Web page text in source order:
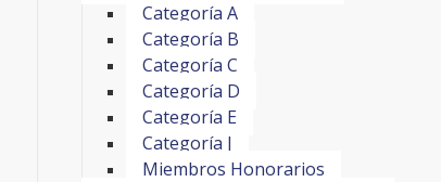
Categoría A
Categoría B
Categoría C
Categoría D
Categoría E
Categoría J
Miembros Honorarios